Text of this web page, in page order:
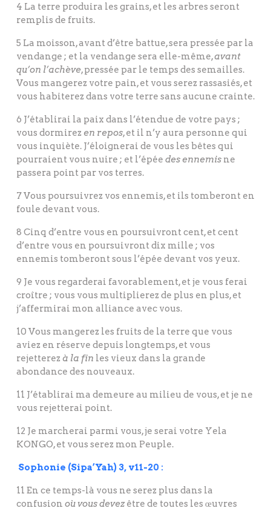
4 La terre produira les grains, et les arbres seront
remplis de fruits.
5 La moisson, avant d’être battue, sera pressée par la
vendange ; et la vendange sera elle-même,avant
qu’on l’achève, pressée par le temps des semailles.
Vous mangerez votre pain, et vous serez rassasiés, et
vous habiterez dans votre terre sans aucune crainte.
6 J’établirai la paix dans l’étendue de votre pays ;
vous dormirez en repos, et il n’y aura personne qui
vous inquiète. J’éloignerai de vous les bêtes qui
pourraient vous nuire ; et l’épée des ennemis ne
passera point par vos terres.
7 Vous poursuivrez vos ennemis, et ils tomberont en
foule devant vous.
8 Cinq d’entre vous en poursuivront cent, et cent
d’entre vous en poursuivront dix mille ; vos
ennemis tomberont sous l’épée devant vos yeux.
9 Je vous regarderai favorablement, et je vous ferai
croître ; vous vous multiplierez de plus en plus, et
j’affermirai mon alliance avec vous.
10 Vous mangerez les fruits de la terre que vous
aviez en réserve depuis longtemps, et vous
rejetterez à la fin les vieux dans la grande
abondance des nouveaux.
11 J’établirai ma demeure au milieu de vous, et je ne
vous rejetterai point.
12 Je marcherai parmi vous, je serai votre Yela
KONGO, et vous serez mon Peuple.
Sophonie (Sipa’Yah) 3, v11-20 :
11 En ce temps-là vous ne serez plus dans la
confusion où vous devezêtre de toutes les œuvres